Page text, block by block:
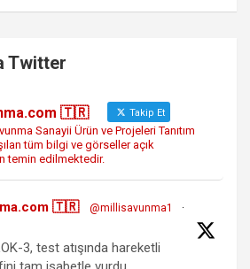
Twitter
🇹🇷 Takip Et
Sanayii Ürün ve Projeleri Tanıtım
tüm bilgi ve görseller açık
temin edilmektedir.
🇹🇷 @millisavunma1
·
3, test atışında hareketli